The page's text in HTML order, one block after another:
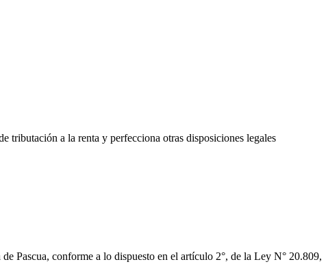
tributación a la renta y perfecciona otras disposiciones legales
Pascua, conforme a lo dispuesto en el artículo 2°, de la Ley N° 20.809,